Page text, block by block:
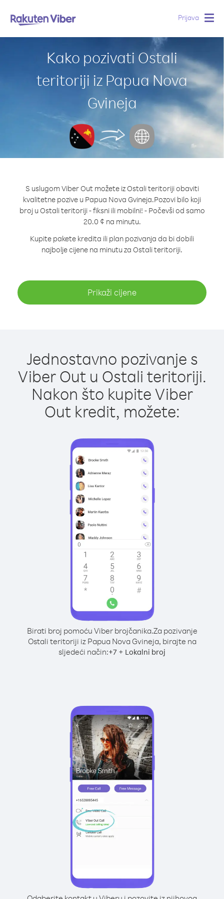
Prijava
Kako pozivati Ostali
teritoriji iz Papua Nova
Gvineja
S uslugom Viber Out možete iz Ostali teritoriji obaviti
kvalitetne pozive u Papua Nova Gvineja.Pozovi bilo koji
broj u Ostali teritoriji - fiksni ili mobilni! - Počevši od samo
20.0 ¢ na minutu.
Kupite pakete kredita ili plan pozivanja da bi dobili
najbolje cijene na minutu za Ostali teritoriji.
Prikaži cijene
Jednostavno pozivanje s
Viber Out u Ostali teritoriji.
Nakon što kupite Viber
Out kredit, možete:
Birati broj pomoću Viber brojčanika.Za pozivanje
Ostali teritoriji iz Papua Nova Gvineja, birajte na
sljedeći način:+7 + Lokalni broj